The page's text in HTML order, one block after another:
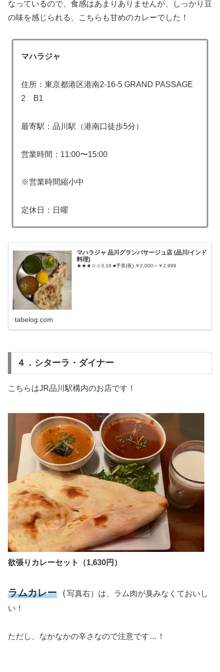
なっているので、食感はあまりありませんが、しっかり豆
の味を感じられる、こちらも甘めのカレーでした！
マハラジャ
住所：東京都港区港南2-16-5 GRAND PASSAGE
2 B1
最寄駅：品川駅（港南口徒歩5分）
営業時間：11:00〜15:00
※営業時間縮小中
定休日：日曜
マハラジャ 品川グランパサージュ店 (品川/インド
料理)
★★★☆☆3.19 ■予算(夜):￥2,000～￥2,999
tabelog.com
４．シターラ・ダイナー
こちらはJR品川駅構内のお店です！
欲張りカレーセット（1,630円）
ラムカレー （写真右）は、ラム肉が臭みなくておいし
い！
ただし、なかなかの辛さなので注意です…！